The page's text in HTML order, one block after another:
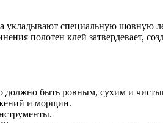
укладывают специальную шовную
полотен клей затвердевает,
должно быть ровным, сухим и
и морщин.